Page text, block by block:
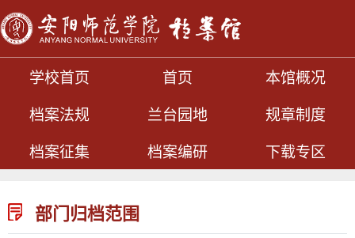
学校首页 首页
本馆概况
档案法规
兰台园地
规章制度
档案征集
档案编研 下载专区
部门归档范围